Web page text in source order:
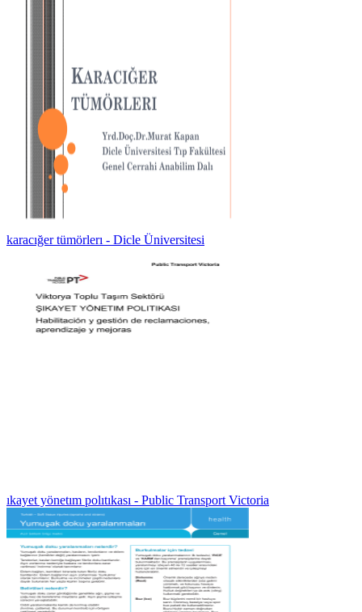
karacığer tümörlerı - Dicle Üniversitesi
ıkayet yönetım polıtıkası - Public Transport Victoria